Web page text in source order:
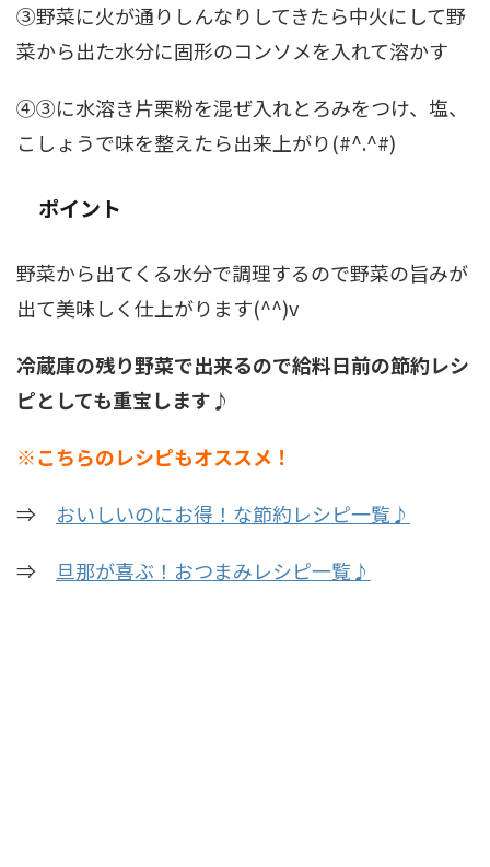
➂野菜に火が通りしんなりしてきたら中火にして野
菜から出た水分に固形のコンソメを入れて溶かす
④③に水溶き片栗粉を混ぜ入れとろみをつけ、塩、
こしょうで味を整えたら出来上がり(#^.^#)
ポイント
野菜から出てくる水分で調理するので野菜の旨みが
出て美味しく仕上がります(^^)v
冷蔵庫の残り野菜で出来るので給料日前の節約レシ
ピとしても重宝します♪
※こちらのレシピもオススメ！
⇒ おいしいのにお得！な節約レシピ一覧♪
⇒
旦那が喜ぶ！おつまみレシピ一覧♪